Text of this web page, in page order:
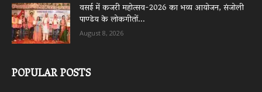
वसई में कजरी महोत्सव-2026 का भव्य आयोजन, संजोली
पाण्डेय के लोकगीतों...
August 8, 2026
POPULAR POSTS